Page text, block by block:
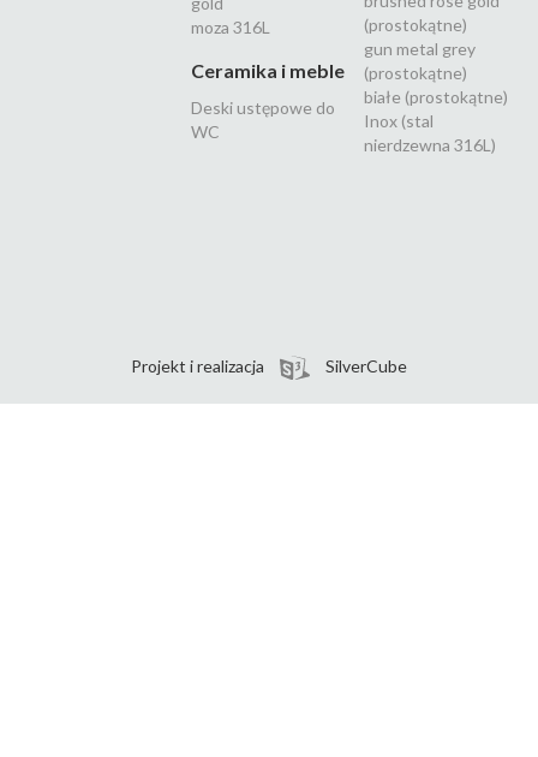
moza 316L
Ceramika i meble
Deski ustępowe do
WC
(prostokątne)
gun metal grey
(prostokątne)
białe (prostokątne)
Inox (stal
nierdzewna 316L)
Projekt i realizacja SilverCube